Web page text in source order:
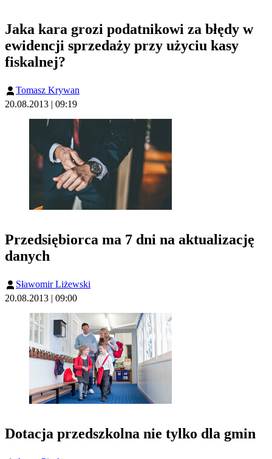
Jaka kara grozi podatnikowi za błędy w
ewidencji sprzedaży przy użyciu kasy
fiskalnej?
Tomasz Krywan
20.08.2013 | 09:19
Przedsiębiorca ma 7 dni na aktualizację
danych
Sławomir Liżewski
20.08.2013 | 09:00
Dotacja przedszkolna nie tylko dla gmin